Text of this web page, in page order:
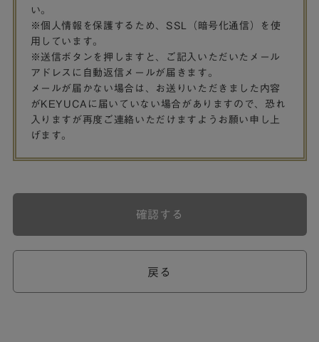
い。
※個人情報を保護するため、SSL（暗号化通信）を使
用しています。
※送信ボタンを押しますと、ご記入いただいたメール
アドレスに自動返信メールが届きます。
メールが届かない場合は、お送りいただきました内容
がKEYUCAに届いていない場合がありますので、恐れ
入りますが再度ご連絡いただけますようお願い申し上
げます。
戻る
確認する